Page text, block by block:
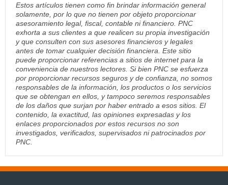
Estos artículos tienen como fin brindar información general
solamente, por lo que no tienen por objeto proporcionar
asesoramiento legal, fiscal, contable ni financiero. PNC
exhorta a sus clientes a que realicen su propia investigación
y que consulten con sus asesores financieros y legales
antes de tomar cualquier decisión financiera. Este sitio
puede proporcionar referencias a sitios de internet para la
conveniencia de nuestros lectores. Si bien PNC se esfuerza
por proporcionar recursos seguros y de confianza, no somos
responsables de la información, los productos o los servicios
que se obtengan en ellos, y tampoco seremos responsables
de los daños que surjan por haber entrado a esos sitios. El
contenido, la exactitud, las opiniones expresadas y los
enlaces proporcionados por estos recursos no son
investigados, verificados, supervisados ni patrocinados por
PNC.